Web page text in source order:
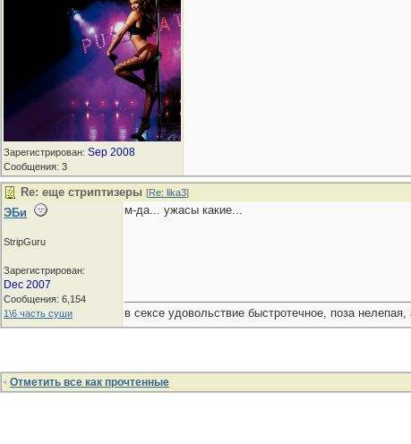
Зарегистрирован: Sep 2008
Сообщения: 3
Re: еще стриптизеры [Re: lika3]
ЭБи
StripGuru
Зарегистрирован:
Dec 2007
Сообщения: 6,154
1\6 часть суши
м-да... ужасы какие...
в сексе удовольствие быстротечное, поза
· Отметить все как прочтенные